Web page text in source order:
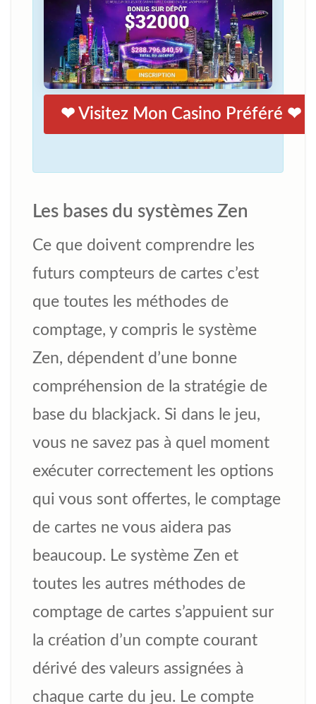
❤ Visitez Mon Casino Préféré ❤
Les bases du systèmes Zen
Ce que doivent comprendre les
futurs compteurs de cartes c’est
que toutes les méthodes de
comptage, y compris le système
Zen, dépendent d’une bonne
compréhension de la stratégie de
base du blackjack. Si dans le jeu,
vous ne savez pas à quel moment
exécuter correctement les options
qui vous sont offertes, le comptage
de cartes ne vous aidera pas
beaucoup. Le système Zen et
toutes les autres méthodes de
comptage de cartes s’appuient sur
la création d’un compte courant
dérivé des valeurs assignées à
chaque carte du jeu. Le compte